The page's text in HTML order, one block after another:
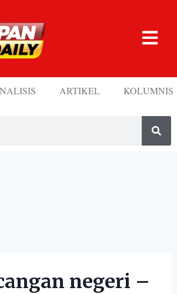
ARTIKEL KOLUMNIS
negeri –